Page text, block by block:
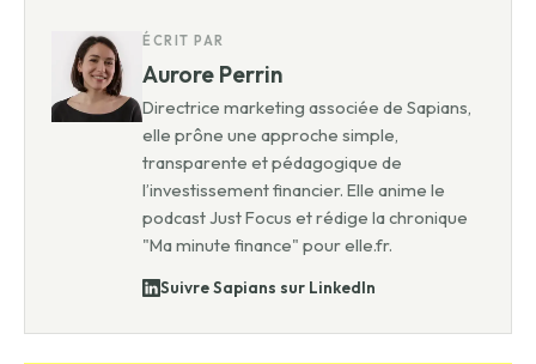
ÉCRIT PAR
Aurore Perrin
Directrice marketing associée de Sapians,
elle prône une approche simple,
transparente et pédagogique de
l’investissement financier. Elle anime le
podcast Just Focus et rédige la chronique
"Ma minute finance" pour elle.fr.
Suivre Sapians sur LinkedIn